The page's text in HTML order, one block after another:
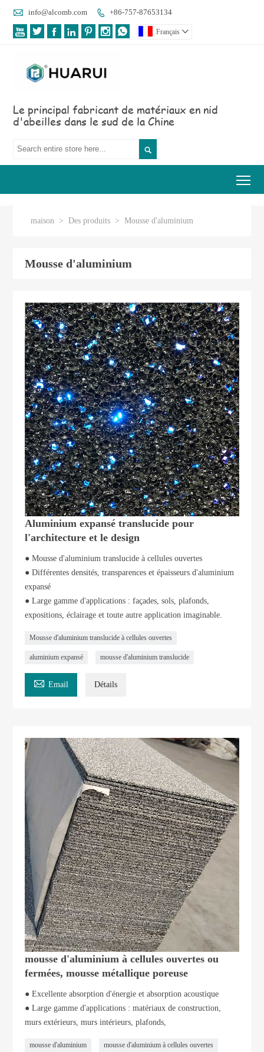
 info@alcomb.com  +86-757-87653134
       Français 
Le principal fabricant de matériaux en nid
d'abeilles dans le sud de la Chine

maison > Des produits > Mousse d'aluminium
Mousse d'aluminium
Aluminium expansé translucide pour
l'architecture et le design
● Mousse d'aluminium translucide à cellules ouvertes
● Différentes densités, transparences et épaisseurs d'aluminium
expansé
● Large gamme d'applications : façades, sols, plafonds,
expositions, éclairage et toute autre application imaginable.
Mousse d'aluminium translucide à cellules ouvertes
aluminium expansé mousse d'aluminium translucide
 Email Détails
mousse d'aluminium à cellules ouvertes ou
fermées, mousse métallique poreuse
● Excellente absorption d'énergie et absorption acoustique
● Large gamme d'applications : matériaux de construction,
murs extérieurs, murs intérieurs, plafonds,
mousse d'aluminium mousse d'aluminium à cellules ouvertes